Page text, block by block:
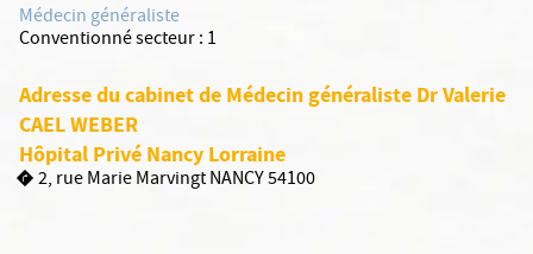
Médecin généraliste
Conventionné secteur : 1
Adresse du cabinet de Médecin généraliste Dr Valerie
CAEL WEBER
Hôpital Privé Nancy Lorraine
2, rue Marie Marvingt NANCY 54100